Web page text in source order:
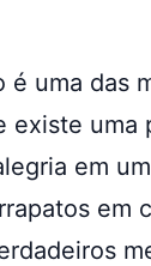
uma das
uma
em
em